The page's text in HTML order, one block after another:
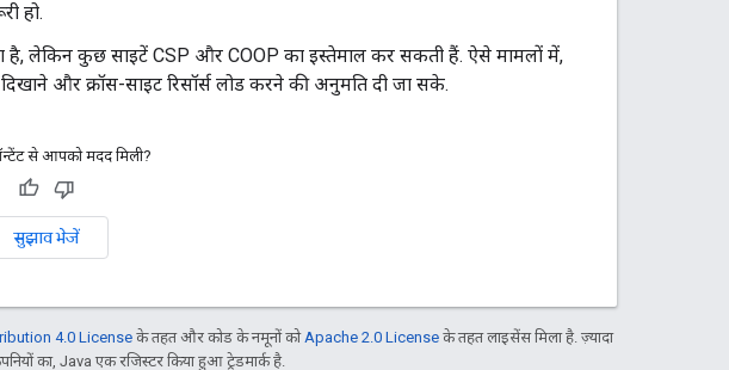
हो.
है, लेकिन कुछ साइटें CSP और COOP का इस्तेमाल कर सकती हैं. ऐसे मामलों में,
और क्रॉस-साइट रिसॉर्स लोड करने की अनुमति दी जा सके.
से आपको मदद मिली?
सुझाव भेजें
4.0 Licenseके तहत और कोड के नमूनों कोApache 2.0 License के तहत लाइसेंस मिला है. ज़्यादा
का, Java एक रजिस्टर किया हुआ ट्रेडमार्क है.